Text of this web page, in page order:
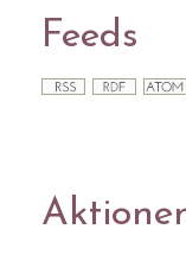
Feeds